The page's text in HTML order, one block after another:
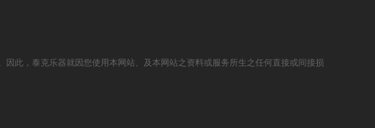
此，泰克乐器就因您使用本网站、及本网站之资料或服务所生之任何直接或间接损